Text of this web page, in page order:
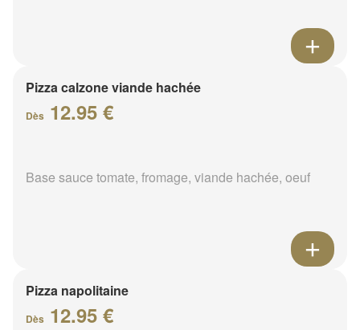
Pizza calzone viande hachée
Dès 12.95 €
Base sauce tomate, fromage, viande hachée, oeuf
Pizza napolitaine
Dès 12.95 €